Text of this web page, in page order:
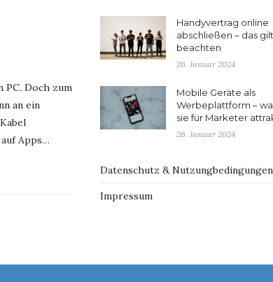
PC. Doch zum
an ein
Apps…
Handyvertrag online
abschließen – das
beachten
26. Januar 2024
Mobile Geräte als
Werbeplattform –
sie für Marketer
26. Januar 2024
Datenschutz & Nutzungbedingungen
Impressum